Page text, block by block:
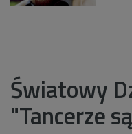
Światowy
"Tancerze